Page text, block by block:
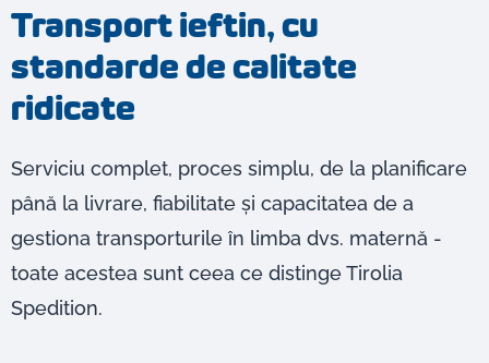
Transport ieftin, cu
standarde de calitate
ridicate
Serviciu complet, proces simplu, de la planificare
până la livrare, fiabilitate și capacitatea de a
gestiona transporturile în limba dvs. maternă -
toate acestea sunt ceea ce distinge Tirolia
Spedition.